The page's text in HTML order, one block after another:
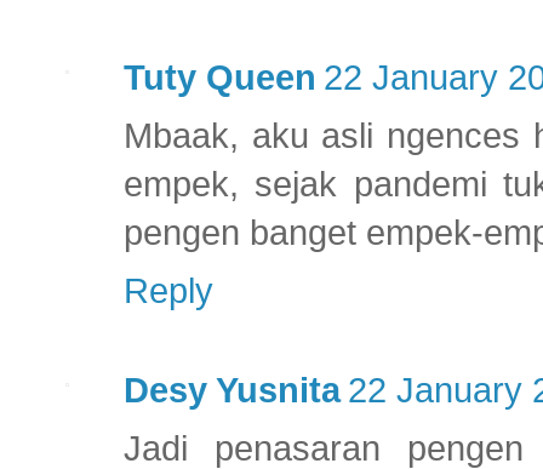
Tuty Queen 22 January
Mbaak, aku asli ngences
empek, sejak pandemi
pengen banget empek-
Reply
Desy Yusnita 22 January
Jadi penasaran